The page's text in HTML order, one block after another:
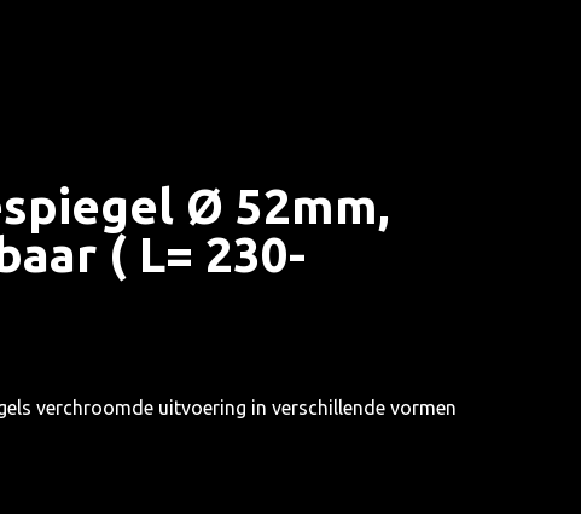
Ø 52mm,
( L= 230-
verchroomde uitvoering in verschillende vormen